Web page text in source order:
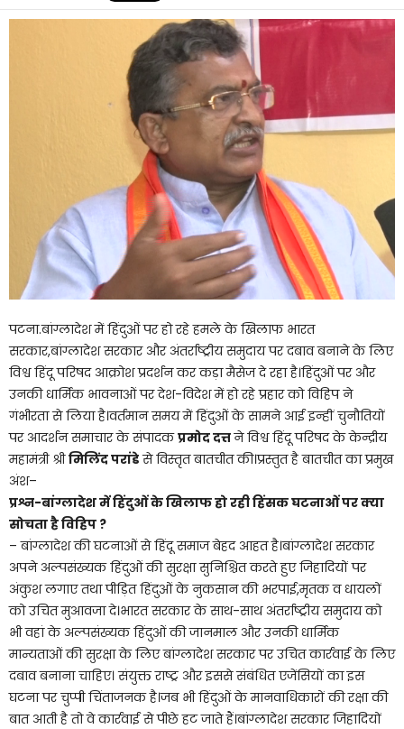
पटना.बांग्लादेश में हिंदुओं पर हो रहे हमले के खिलाफ भारत
सरकार,बांग्लादेश सरकार और अंतर्राष्ट्रीय समुदाय पर दबाव बनाने के लिए
विश्व हिंदू परिषद आक्रोश प्रदर्शन कर कड़ा मैसेज दे रहा है।हिंदुओं पर और
उनकी धार्मिक भावनाओं पर देश-विदेश में हो रहे प्रहार को विहिप ने
गंभीरता से लिया है।वर्तमान समय में हिंदुओं के सामने आई इन्हीं चुनौतियों
पर आदर्शन समाचार के संपादकप्रमोद दत्तने विश्व हिंदू परिषद के केन्द्रीय
महामंत्री श्रीमिलिंद परांडेसे विस्तृत बातचीत की।प्रस्तुत है बातचीत का प्रमुख
अंश–
प्रश्न-बांग्लादेश में हिंदुओं के खिलाफ हो रही हिंसक घटनाओं पर क्या
सोचता है विहिप ?
– बांग्लादेश की घटनाओं से हिंदू समाज बेहद आहत है।बांग्लादेश सरकार
अपने अल्पसंख्यक हिंदुओं की सुरक्षा सुनिश्चित करते हुए जिहादियों पर
अंकुश लगाए तथा पीड़ित हिंदुओं के नुकसान की भरपाई,मृतक व धायलों
को उचित मुआवजा दे।भारत सरकार के साथ-साथ अंतर्राष्ट्रीय समुदाय को
भी वहां के अल्पसंख्यक हिंदुओं की जानमाल और उनकी धार्मिक
मान्यताओं की सुरक्षा के लिए बांग्लादेश सरकार पर उचित कार्रवाई के लिए
दबाव बनाना चाहिए। संयुक्त राष्ट्र और इससे संबंधित एजेंसियों का इस
घटना पर चुप्पी चिंताजनक है।जब भी हिंदुओं के मानवाधिकारों की रक्षा की
बात आती है तो वे कार्रवाई से पीछे हट जाते हैं।बांग्लादेश सरकार जिहादियों